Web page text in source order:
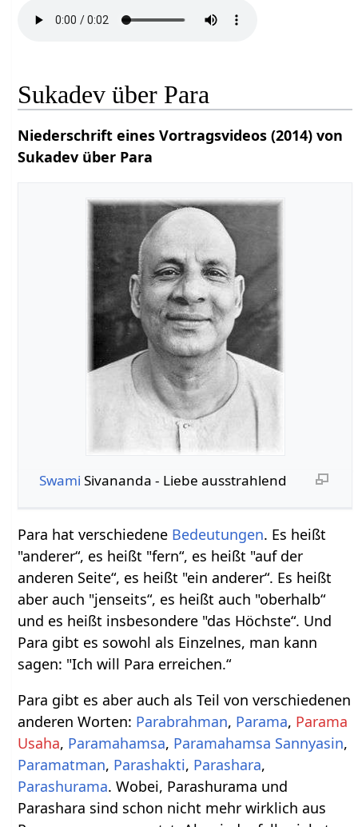
Sukadev über Para
Niederschrift eines Vortragsvideos (2014) von
Sukadev über Para
Swami Sivananda - Liebe ausstrahlend
Para hat verschiedene Bedeutungen. Es heißt
"anderer“, es heißt "fern“, es heißt "auf der
anderen Seite“, es heißt "ein anderer“. Es heißt
aber auch "jenseits“, es heißt auch "oberhalb“
und es heißt insbesondere "das Höchste“. Und
Para gibt es sowohl als Einzelnes, man kann
sagen: "Ich will Para erreichen.“
Para gibt es aber auch als Teil von verschiedenen
anderen Worten: Parabrahman, Parama, Parama
Usaha, Paramahamsa, Paramahamsa Sannyasin,
Paramatman, Parashakti, Parashara,
Parashurama. Wobei, Parashurama und
Parashara sind schon nicht mehr wirklich aus